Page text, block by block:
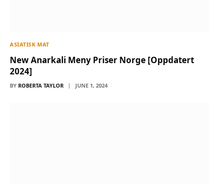
ASIATISK MAT
New Anarkali Meny Priser Norge [Oppdatert
2024]
BY ROBERTA TAYLOR JUNE 1, 2024